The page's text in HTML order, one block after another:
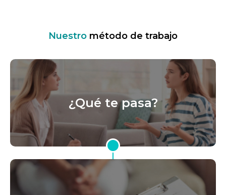
Nuestro método de trabajo
¿Qué te pasa?